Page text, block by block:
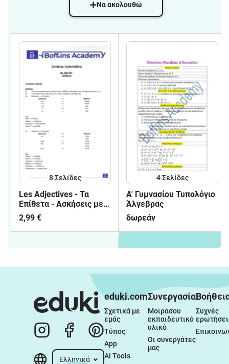
Να ακολουθώ
8Σελίδες
Les Adjectives - Τα
Επίθετα - Ασκήσεις με
Λύσεις
2,99 €
4Σελίδες
Α' Γυμνασίου Τυπολόγιο
Άλγεβρας
δωρεάν
Ελληνικά
eduki.com
Σχετικά με
εμάς
Τύπος
App
AI Tools
Συνεργασία
Μοιράσου
εκπαιδευτικό
υλικό
Οι συνεργάτες
μας
Συχνές